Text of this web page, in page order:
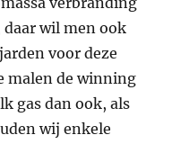
wil men ook
voor deze
malen de winning
gas dan ook, als
wij enkele